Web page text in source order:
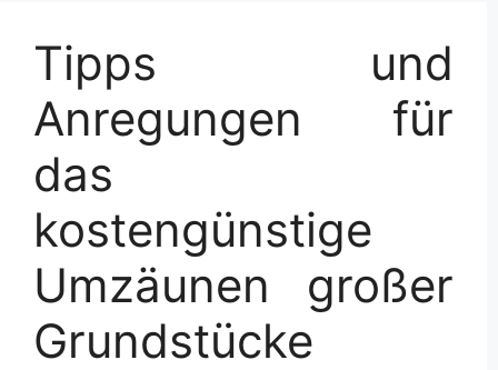
Tipps und
Anregungen für
das
kostengünstige
Umzäunen großer
Grundstücke